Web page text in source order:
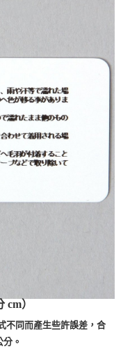
cm）
不同而產生些許誤差，合
。